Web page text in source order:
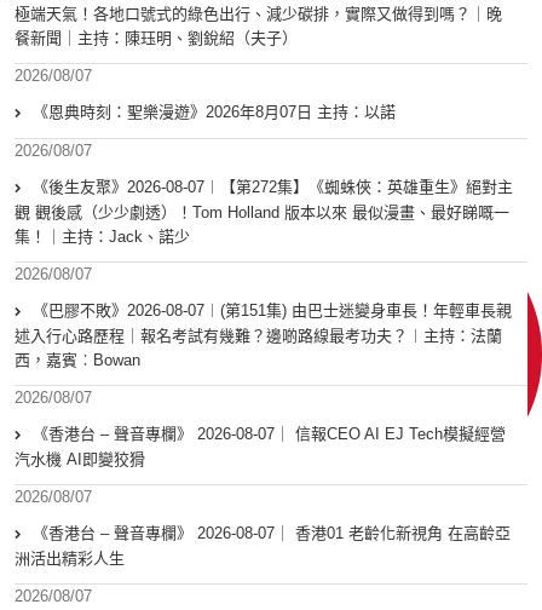
極端天氣！各地口號式的綠色出行、減少碳排，實際又做得到嗎？｜晚
餐新聞｜主持：陳珏明、劉銳紹（夫子）
2026/08/07
《恩典時刻：聖樂漫遊》2026年8月07日 主持：以諾
2026/08/07
《後生友聚》2026-08-07︱【第272集】《蜘蛛俠：英雄重生》絕對主
觀 觀後感（少少劇透）！Tom Holland 版本以來 最似漫畫、最好睇嘅一
集！｜主持：Jack、諾少
2026/08/07
《巴膠不敗》2026-08-07︱(第151集) 由巴士迷變身車長！年輕車長親
述入行心路歷程｜報名考試有幾難？邊啲路線最考功夫？︱主持：法蘭
西，嘉賓︰Bowan
2026/08/07
《香港台 – 聲音專欄》 2026-08-07｜ 信報CEO AI EJ Tech模擬經營
汽水機 AI即變狡猾
2026/08/07
《香港台 – 聲音專欄》 2026-08-07｜ 香港01 老齡化新視角 在高齡亞
洲活出精彩人生
2026/08/07